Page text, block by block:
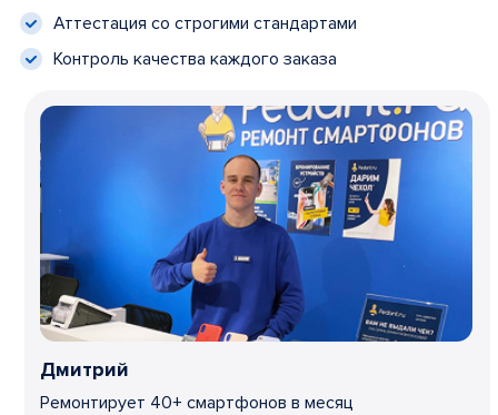
Аттестация со строгими стандартами
Контроль качества каждого заказа
Дмитрий
Ремонтирует 40+ смартфонов в месяц